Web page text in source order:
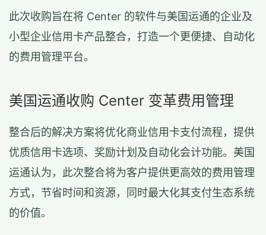
此次收购旨在将 Center 的软件与美国运通的企业及
小型企业信用卡产品整合，打造一个更便捷、自动化
的费用管理平台。
美国运通收购 Center 变革费用管理
整合后的解决方案将优化商业信用卡支付流程，提供
优质信用卡选项、奖励计划及自动化会计功能。美国
运通认为，此次整合将为客户提供更高效的费用管理
方式，节省时间和资源，同时最大化其支付生态系统
的价值。